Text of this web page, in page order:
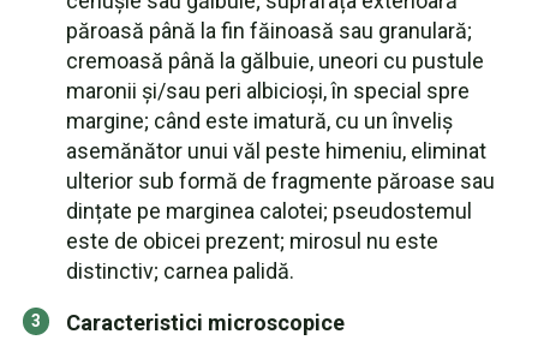
păroasă până la fin făinoasă sau granulară;
cremoasă până la gălbuie, uneori cu pustule
maronii și/sau peri albicioși, în special spre
margine; când este imatură, cu un înveliș
asemănător unui văl peste himeniu, eliminat
ulterior sub formă de fragmente păroase sau
dințate pe marginea calotei; pseudostemul
este de obicei prezent; mirosul nu este
distinctiv; carnea palidă.
Caracteristici microscopice